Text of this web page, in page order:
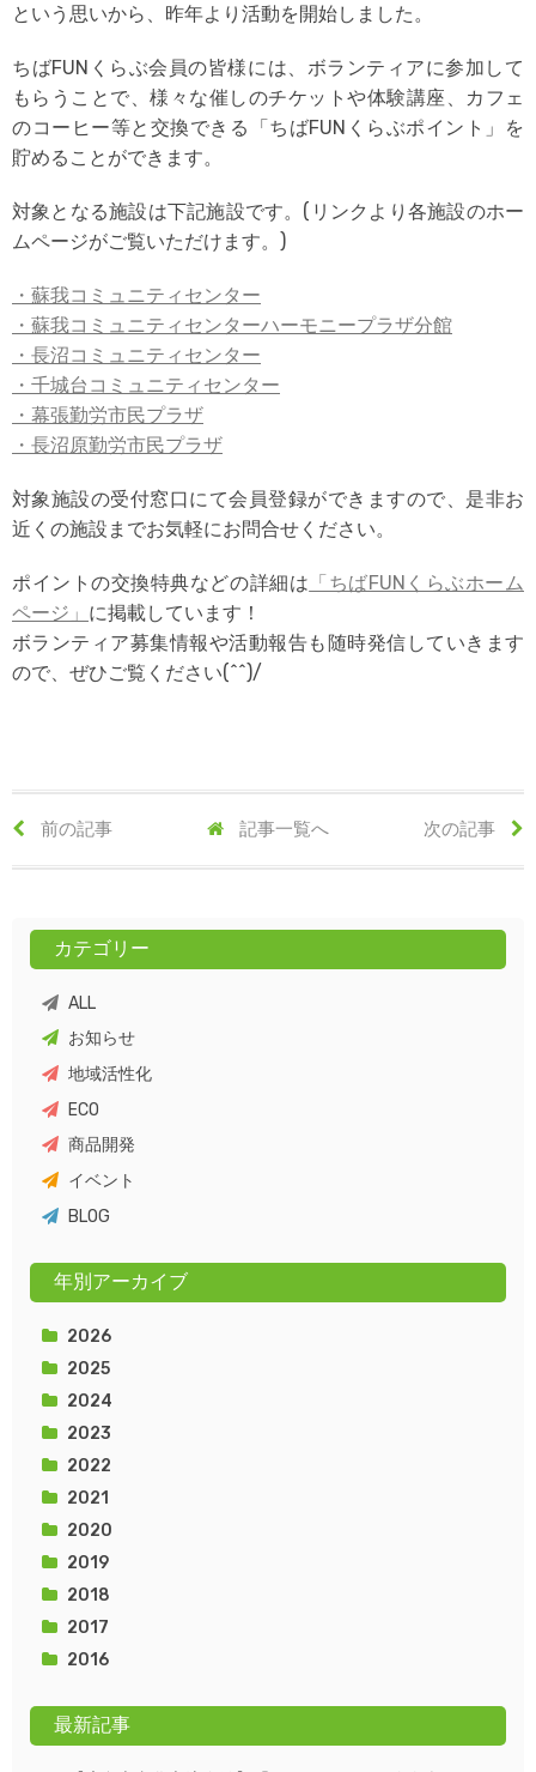
という思いから、昨年より活動を開始しました。
ちばFUNくらぶ会員の皆様には、ボランティアに参加して
もらうことで、様々な催しのチケットや体験講座、カフェ
のコーヒー等と交換できる「ちばFUNくらぶポイント」を
貯めることができます。
対象となる施設は下記施設です。(リンクより各施設のホー
ムページがご覧いただけます。)
・蘇我コミュニティセンター
・蘇我コミュニティセンターハーモニープラザ分館
・長沼コミュニティセンター
・千城台コミュニティセンター
・幕張勤労市民プラザ
・長沼原勤労市民プラザ
対象施設の受付窓口にて会員登録ができますので、是非お
近くの施設までお気軽にお問合せください。
ポイントの交換特典などの詳細は 「ちばFUNくらぶホーム
ページ」 に掲載しています！
ボランティア募集情報や活動報告も随時発信していきます
ので、ぜひご覧ください(^^)/
前の記事 記事一覧へ 次の記事
カテゴリー
ALL
お知らせ
地域活性化
ECO
商品開発
イベント
BLOG
年別アーカイブ
2026
2025
2024
2023
2022
2021
2020
2019
2018
2017
2016
最新記事